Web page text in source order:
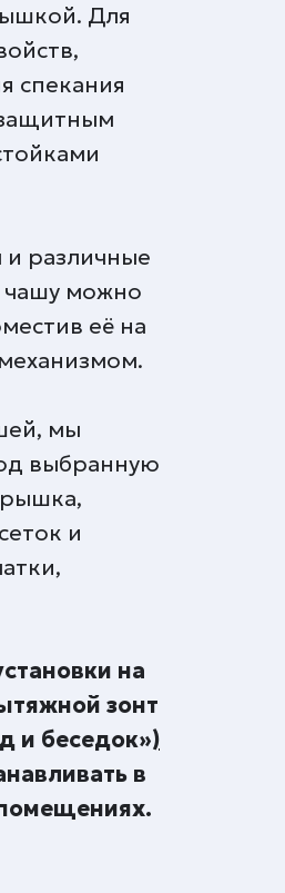
Для
спекания
и различные
чашу можно
её на
мы
выбранную
и
на
зонт
и беседок»)
в